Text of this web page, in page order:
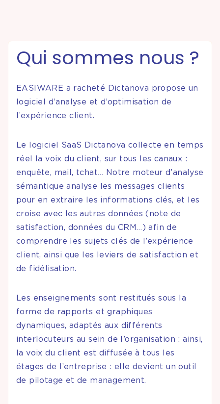
& Services
Qui sommes nous ?
EASIWARE a racheté Dictanova propose un
logiciel d’analyse et d’optimisation de
l’expérience client.
Le logiciel SaaS Dictanova collecte en temps
réel la voix du client, sur tous les canaux :
enquête, mail, tchat… Notre moteur d’analyse
sémantique analyse les messages clients
pour en extraire les informations clés, et les
croise avec les autres données (note de
satisfaction, données du CRM…) afin de
comprendre les sujets clés de l’expérience
client, ainsi que les leviers de satisfaction et
de fidélisation.
Les enseignements sont restitués sous la
forme de rapports et graphiques
dynamiques, adaptés aux différents
interlocuteurs au sein de l’organisation : ainsi,
la voix du client est diffusée à tous les
étages de l’entreprise : elle devient un outil
de pilotage et de management.